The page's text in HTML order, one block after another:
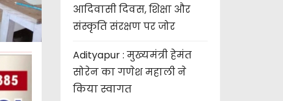
आदिवासी दिवस, शिक्षा और
संस्कृति संरक्षण पर जोर
Adityapur : मुख्यमंत्री हेमंत
सोरेन का गणेश महाली ने
किया स्वागत